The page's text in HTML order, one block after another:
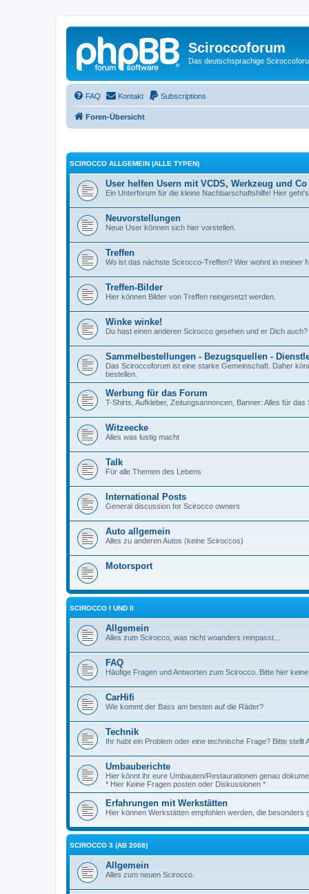
Sciroccoforum
Das deutschsprachige
FAQ Kontakt Subscriptions
Foren-Übersicht
SCIROCCO ALLGEMEIN (ALLE TYPEN)
User helfen Usern mit VCDS, Werkzeug und Co
Ein Unterforum für die kleine Nachbarschaftshilfe! Hier
Neuvorstellungen
Neue User können sich hier vorstellen.
Treffen
Wo ist das nächste Scirocco-Treffen? Wer wohnt in meiner
Treffen-Bilder
Hier können Bilder von Treffen reingesetzt werden.
Winke winke!
Du hast einen anderen Scirocco gesehen und er Dich auch?
Sammelbestellungen - Bezugsquellen -
Das Sciroccoforum ist eine starke Gemeinschaft. Daher
bestellen.
Werbung für das Forum
T-Shirts, Aufkleber, Zeitungsannoncen, Banner: Alles für
Witzeecke
Alles was lustig macht
Talk
Für alle Themen des Lebens
International Posts
General discussion for Scirocco owners
Auto allgemein
Alles zu anderen Autos (keine Sciroccos)
Motorsport
SCIROCCO I UND II
Allgemein
Alles zum Scirocco, was nicht woanders reinpasst...
FAQ
Häufige Fragen und Antworten zum Scirocco. Bitte hier
CarHifi
Wie kommt der Bass am besten auf die Räder?
Technik
Ihr habt ein Problem oder eine technische Frage? Bitte stellt
Umbauberichte
Hier könnt ihr eure Umbauten/Restaurationen genau
* Hier Keine Fragen posten oder Diskussionen *
Erfahrungen mit Werkstätten
Hier können Werkstätten empfohlen werden, die besonders
SCIROCCO 3 (AB 2008)
Allgemein
Alles zum neuen Scirocco.